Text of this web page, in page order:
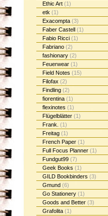
Ethic Art (1)
etk (1)
Exacompta (3)
Faber Castell (1)
Fabio Ricci (1)
Fabriano (2)
fashionary (2)
Feuerwear (1)
Field Notes (15)
Filofax (2)
Findling (2)
fiorentina (1)
flexinotes (1)
Flügelblätter (1)
Frank. (1)
Freitag (1)
French Paper (1)
Full Focus Planner (1)
Fundgut99 (7)
Geek Books (1)
GILD Bookbinders (3)
Gmund (6)
Go Stationery (1)
Goods and Better (3)
Grafolita (1)